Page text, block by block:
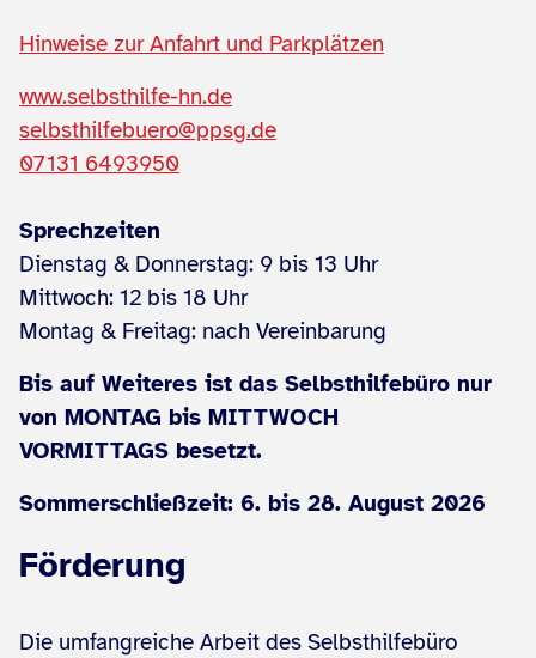
Hinweise zur Anfahrt und Parkplätzen
www.selbsthilfe-hn.de
selbsthilfebuero@ppsg.de
07131 6493950
Sprechzeiten
Dienstag & Donnerstag: 9 bis 13 Uhr
Mittwoch: 12 bis 18 Uhr
Montag & Freitag: nach Vereinbarung
Bis auf Weiteres ist das Selbsthilfebüro nur
von MONTAG bis MITTWOCH
VORMITTAGS besetzt.
Sommerschließzeit: 6. bis 28. August 2026
Förderung
Die umfangreiche Arbeit des Selbsthilfebüro